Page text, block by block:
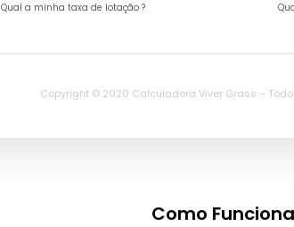
Qual a minha taxa de lotação ?
Copyright © 2020 Calculadora Viver Grass –
Como